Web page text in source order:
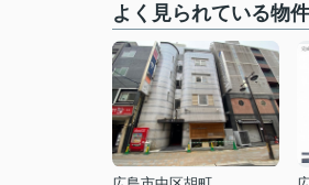
よく見られている物件